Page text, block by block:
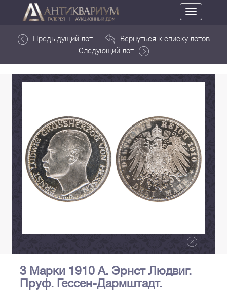
Toggle
navigation
Предыдущий лот
Вернуться к списку лотов
Следующий лот
3 Марки 1910 А. Эрнст Людвиг.
Пруф. Гессен-Дармштадт.